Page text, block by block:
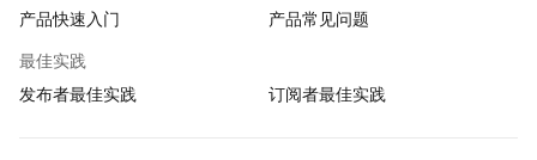
产品快速入门
产品常见问题
最佳实践
发布者最佳实践
订阅者最佳实践